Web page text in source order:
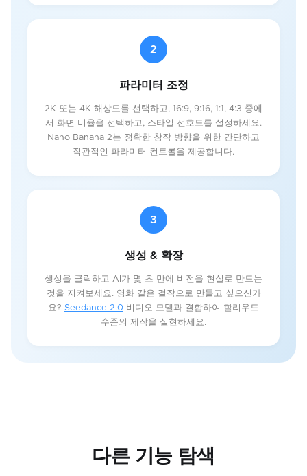
2
파라미터 조정
2K 또는 4K 해상도를 선택하고, 16:9, 9:16, 1:1, 4:3 중에
서 화면 비율을 선택하고, 스타일 선호도를 설정하세요.
Nano Banana 2는 정확한 창작 방향을 위한 간단하고
직관적인 파라미터 컨트롤을 제공합니다.
3
생성 & 확장
생성을 클릭하고 AI가 몇 초 만에 비전을 현실로 만드는
것을 지켜보세요. 영화 같은 걸작으로 만들고 싶으신가
요? Seedance 2.0 비디오 모델과 결합하여 할리우드
수준의 제작을 실현하세요.
다른 기능 탐색